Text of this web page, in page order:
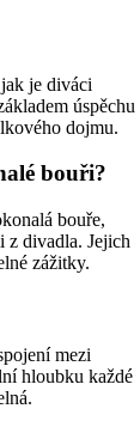
je diváci
úspěchu
dojmu.
bouři?
bouře,
z divadla. Jejich
zážitky.
mezi
hloubku každé